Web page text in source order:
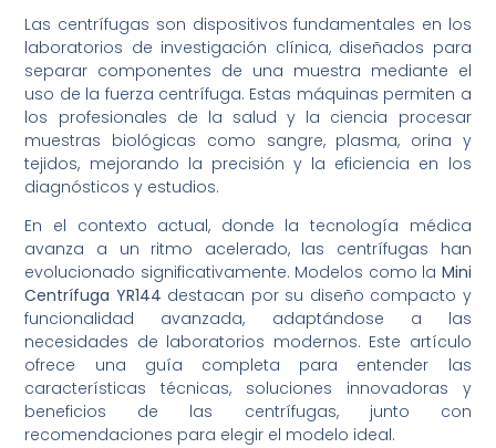
Las centrífugas son dispositivos fundamentales en los
laboratorios de investigación clínica, diseñados para
separar componentes de una muestra mediante el
uso de la fuerza centrífuga. Estas máquinas permiten a
los profesionales de la salud y la ciencia procesar
muestras biológicas como sangre, plasma, orina y
tejidos, mejorando la precisión y la eficiencia en los
diagnósticos y estudios.
En el contexto actual, donde la tecnología médica
avanza a un ritmo acelerado, las centrífugas han
evolucionado significativamente. Modelos como la Mini
Centrífuga YR144 destacan por su diseño compacto y
funcionalidad avanzada, adaptándose a las
necesidades de laboratorios modernos. Este artículo
ofrece una guía completa para entender las
características técnicas, soluciones innovadoras y
beneficios de las centrífugas, junto con
recomendaciones para elegir el modelo ideal.